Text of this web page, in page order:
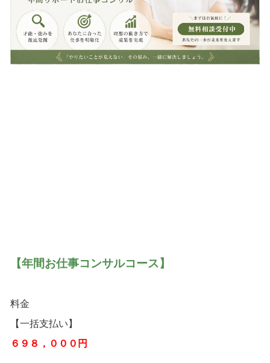
【年間お仕事コンサルコース】
料金
【一括支払い】
６９８，０００円